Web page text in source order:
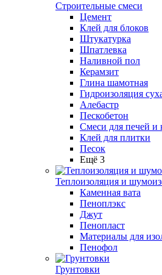
Строительные смеси
Цемент
Клей для блоков
Штукатурка
Шпатлевка
Наливной пол
Керамзит
Глина шамотная
Гидроизоляция
Алебастр
Пескобетон
Смеси для печей и
Клей для плитки
Песок
Ещё 3
Теплоизоляция и
Каменная вата
Пеноплэкс
Джут
Пенопласт
Материалы для
Пенофол
Грунтовки